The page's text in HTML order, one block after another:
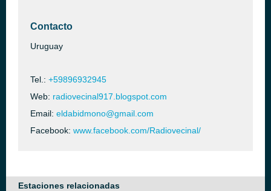
Contacto
Uruguay
Tel.: +59896932945
Web: radiovecinal917.blogspot.com
Email: eldabidmono@gmail.com
Facebook: www.facebook.com/Radiovecinal/
Estaciones relacionadas